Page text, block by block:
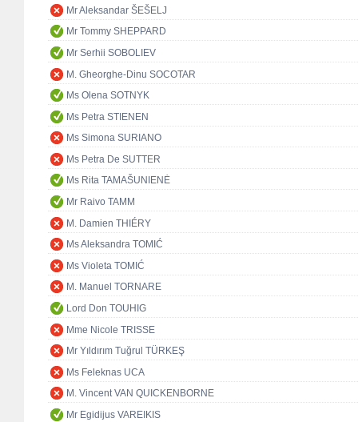
Mr Aleksandar ŠEŠELJ
Mr Tommy SHEPPARD
Mr Serhii SOBOLIEV
M. Gheorghe-Dinu SOCOTAR
Ms Olena SOTNYK
Ms Petra STIENEN
Ms Simona SURIANO
Ms Petra De SUTTER
Ms Rita TAMAŠUNIENĖ
Mr Raivo TAMM
M. Damien THIÉRY
Ms Aleksandra TOMIĆ
Ms Violeta TOMIĆ
M. Manuel TORNARE
Lord Don TOUHIG
Mme Nicole TRISSE
Mr Yıldırım Tuğrul TÜRKEŞ
Ms Feleknas UCA
M. Vincent VAN QUICKENBORNE
Mr Egidijus VAREIKIS